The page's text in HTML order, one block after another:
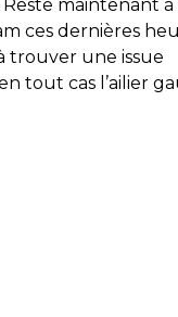
maintenant à
ces dernières
trouver une issue
tout cas l’ailier